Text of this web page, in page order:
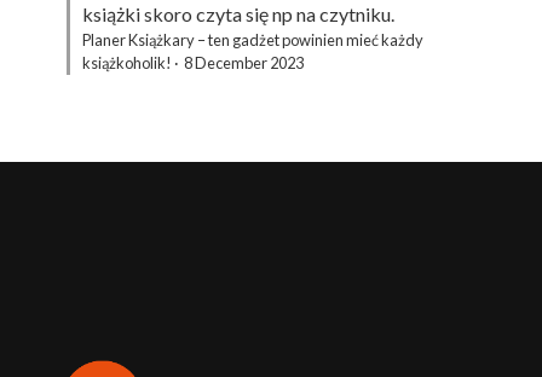
książki skoro czyta się np na czytniku.
Planer Książkary – ten gadżet powinien mieć każdy
książkoholik! · 8 December 2023